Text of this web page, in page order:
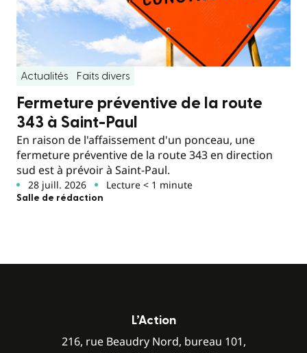
Actualités Faits divers
Fermeture préventive de la route
343 à Saint-Paul
En raison de l'affaissement d'un ponceau, une
fermeture préventive de la route 343 en direction
sud est à prévoir à Saint-Paul.
28 juill. 2026 Lecture < 1 minute
Salle de rédaction
L’Action
216, rue Beaudry Nord, bureau 101,